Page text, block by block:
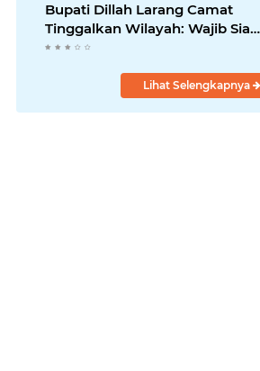
Bupati Dillah Larang Camat
Tinggalkan Wilayah: Wajib Siaga
Hadapi Karhutla dan Kebakaran
Lihat Selengkapnya